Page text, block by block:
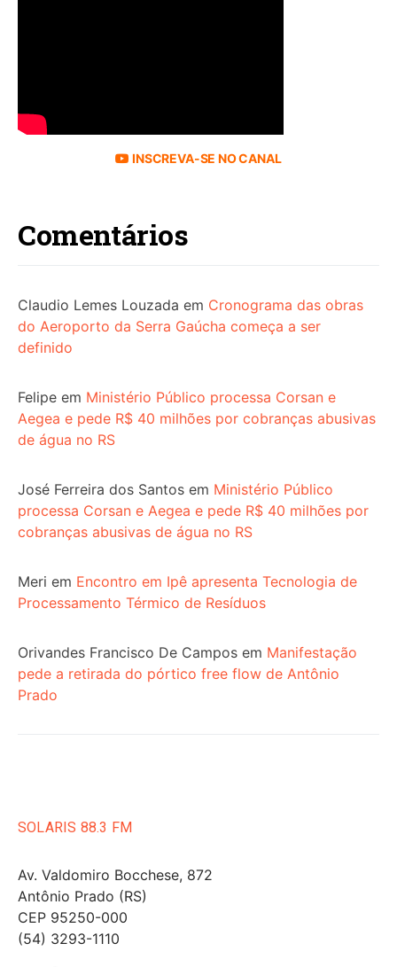
INSCREVA-SE NO CANAL
Comentários
Claudio Lemes Louzada em Cronograma das obras
do Aeroporto da Serra Gaúcha começa a ser
definido
Felipe em Ministério Público processa Corsan e
Aegea e pede R$ 40 milhões por cobranças abusivas
de água no RS
José Ferreira dos Santos em Ministério Público
processa Corsan e Aegea e pede R$ 40 milhões por
cobranças abusivas de água no RS
Meri em Encontro em Ipê apresenta Tecnologia de
Processamento Térmico de Resíduos
Orivandes Francisco De Campos em Manifestação
pede a retirada do pórtico free flow de Antônio
Prado
SOLARIS 88.3 FM
Av. Valdomiro Bocchese, 872
Antônio Prado (RS)
CEP 95250-000
(54) 3293-1110